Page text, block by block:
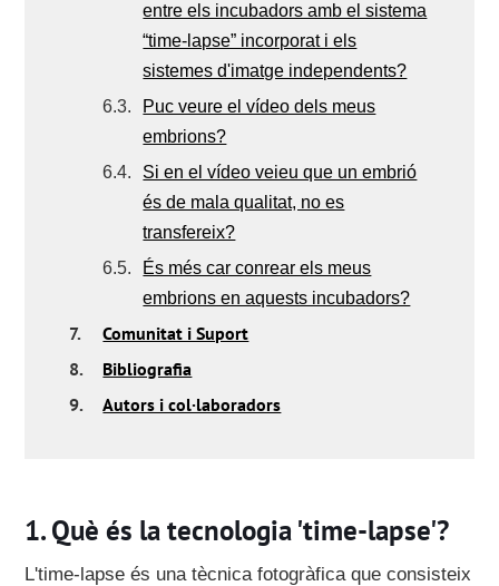
entre els incubadors amb el sistema
“time-lapse” incorporat i els
sistemes d'imatge independents?
6.3.
Puc veure el vídeo dels meus
embrions?
6.4.
Si en el vídeo veieu que un embrió
és de mala qualitat, no es
transfereix?
6.5.
És més car conrear els meus
embrions en aquests incubadors?
7.
Comunitat i Suport
8.
Bibliografia
9.
Autors i col·laboradors
Què és la tecnologia 'time-lapse'?
L'time-lapseés una tècnica fotogràfica que consisteix